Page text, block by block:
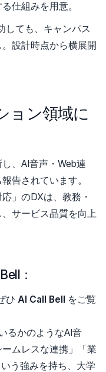
仕組みを用意。
しても、キャンパス
設計時点から横展開
ョン領域に
、AI音声・Web連
告されています。
」のDXは、教務・
サービス品質を向上
：
ひ AI Call Bell をご覧
るかのようなAI音
ムレスな連携」「業
う強みを持ち、大学